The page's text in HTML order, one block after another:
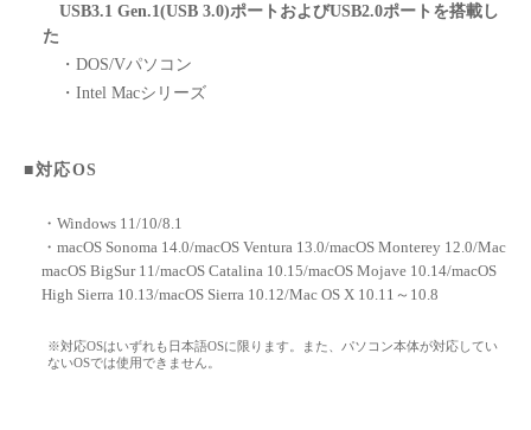
USB3.1 Gen.1(USB 3.0)ポートおよびUSB2.0ポートを搭載し
た
・DOS/Vパソコン
・Intel Macシリーズ
■対応OS
・Windows 11/10/8.1
・macOS Sonoma 14.0/macOS Ventura 13.0/macOS Monterey 12.0/Mac
macOS BigSur 11/macOS Catalina 10.15/macOS Mojave 10.14/macOS
High Sierra 10.13/macOS Sierra 10.12/Mac OS X 10.11～10.8
※対応OSはいずれも日本語OSに限ります。また、パソコン本体が対応してい
ないOSでは使用できません。